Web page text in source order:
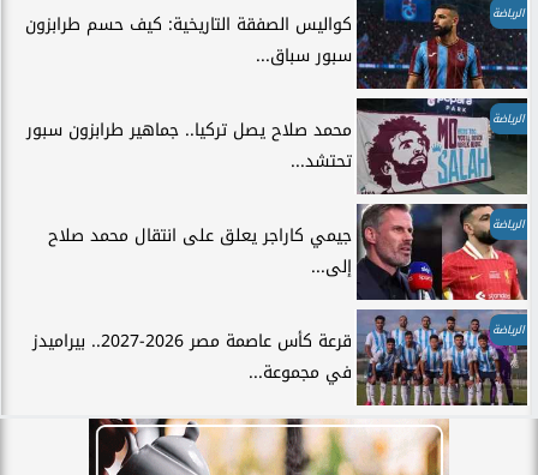
الرياضة
كواليس الصفقة التاريخية: كيف حسم طرابزون
سبور سباق...
الرياضة
محمد صلاح يصل تركيا.. جماهير طرابزون سبور
تحتشد...
الرياضة
جيمي كاراجر يعلق على انتقال محمد صلاح
إلى...
الرياضة
قرعة كأس عاصمة مصر 2026-2027.. بيراميدز
في مجموعة...